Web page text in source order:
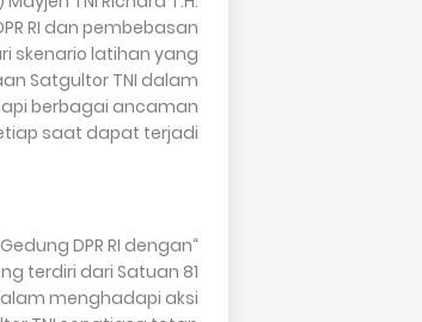
RI dan pembebasan
skenario latihan yang
Satgultor TNI dalam
berbagai ancaman
saat dapat terjadi.
DPR RI dengan
terdiri dari Satuan 81
menghadapi aksi